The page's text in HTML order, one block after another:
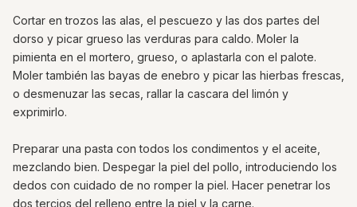
Cortar en trozos las alas, el pescuezo y las dos partes del
dorso y picar grueso las verduras para caldo. Moler la
pimienta en el mortero, grueso, o aplastarla con el palote.
Moler también las bayas de enebro y picar las hierbas frescas,
o desmenuzar las secas, rallar la cascara del limón y
exprimirlo.
Preparar una pasta con todos los condimentos y el aceite,
mezclando bien. Despegar la piel del pollo, introduciendo los
dedos con cuidado de no romper la piel. Hacer penetrar los
dos tercios del relleno entre la piel y la carne.